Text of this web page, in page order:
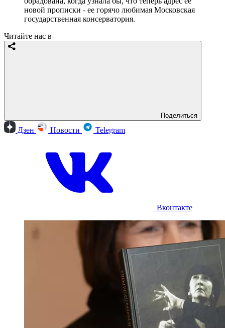
новой прописки - ее горячо любимая Московская
государственная консерватория.
Читайте нас в
Поделиться
Дзен Новости Telegram
Вконтакте